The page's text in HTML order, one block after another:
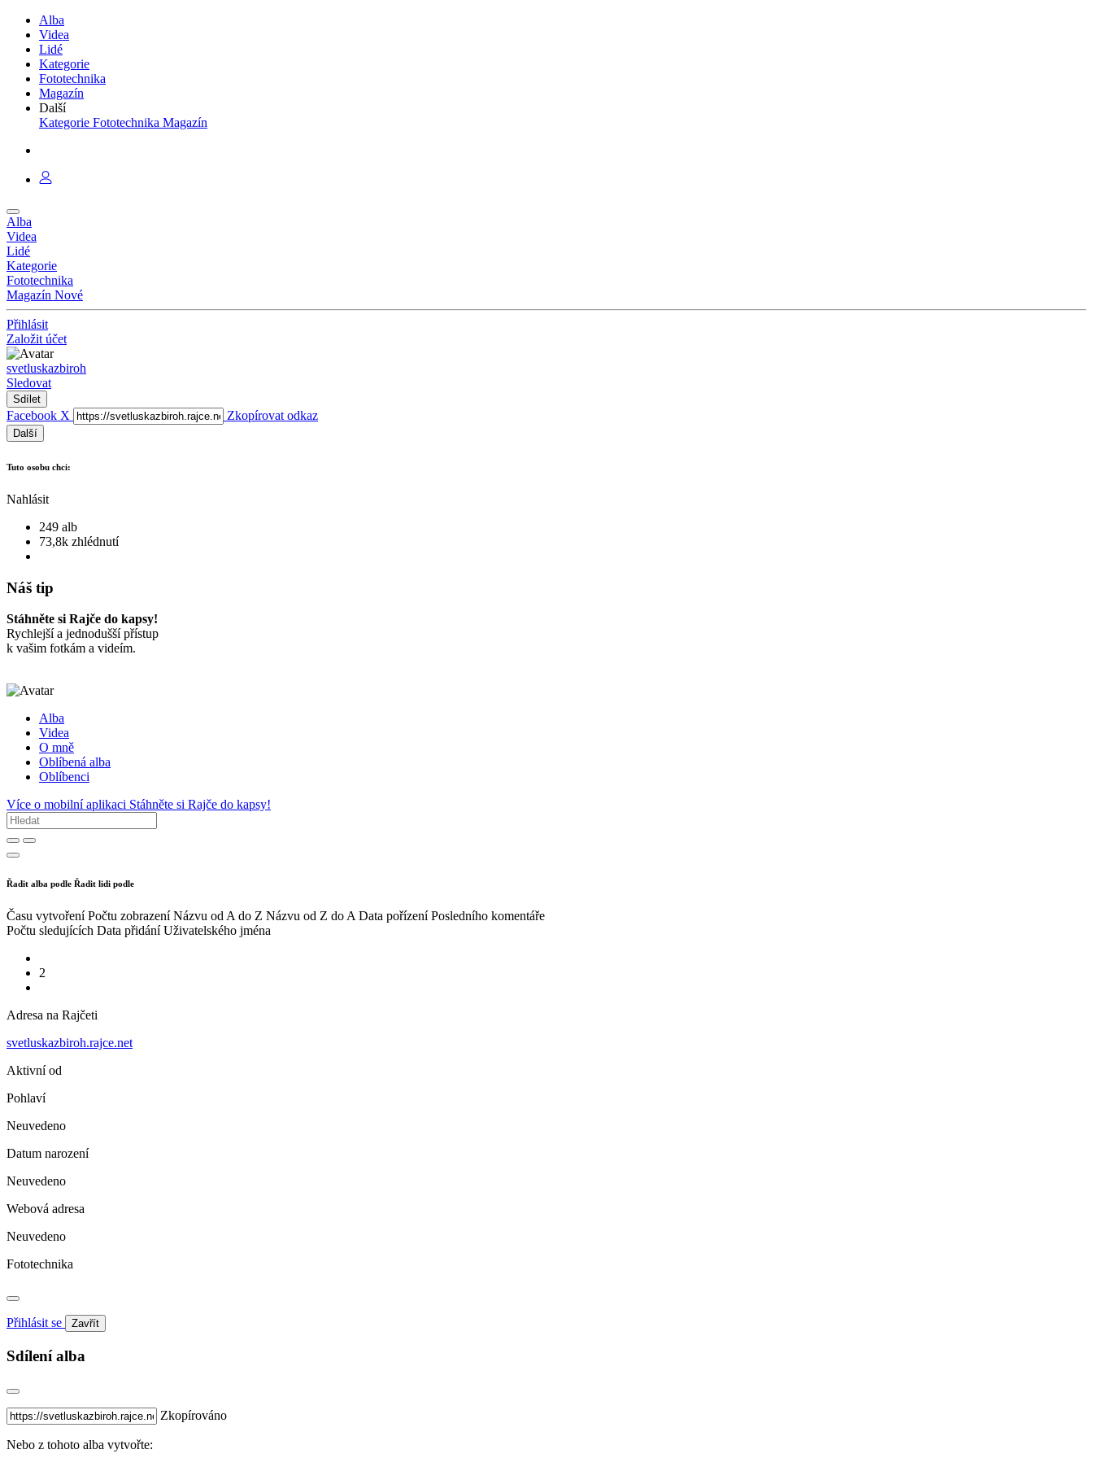
Alba
Videa
Lidé
Kategorie
Fototechnika
Magazín
Další
Kategorie Fototechnika Magazín
Alba
Videa
Lidé
Kategorie
Fototechnika
Magazín Nové
Přihlásit
Založit účet
svetluskazbiroh
Sledovat
Sdílet
Facebook X Zkopírovat odkaz
Další
Tuto osobu chci:
Nahlásit
249 alb
73,8k zhlédnutí
Náš tip
Stáhněte si Rajče do kapsy!
Rychlejší a jednodušší přístup
k vašim fotkám a videím.
Alba
Videa
O mně
Oblíbená alba
Oblíbenci
Více o mobilní aplikaci Stáhněte si Rajče do kapsy!
Řadit alba podle Řadit lidi podle
Času vytvoření Počtu zobrazení Názvu od A do Z Názvu od Z do A Data pořízení Posledního komentáře
Počtu sledujících Data přidání Uživatelského jména
2
Adresa na Rajčeti
svetluskazbiroh.rajce.net
Aktivní od
Pohlaví
Neuvedeno
Datum narození
Neuvedeno
Webová adresa
Neuvedeno
Fototechnika
Přihlásit se Zavřít
Sdílení alba
Zkopírováno
Nebo z tohoto alba vytvořte: